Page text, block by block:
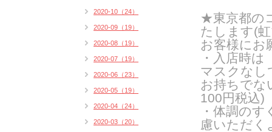
★東京都の
たします(
お客様にお
・入店時
マスクなし
お持ちでな
100円税込)
・体調の
慮いただく
2020-10（24）
2020-09（19）
2020-08（19）
2020-07（19）
2020-06（23）
2020-05（19）
2020-04（24）
2020-03（20）